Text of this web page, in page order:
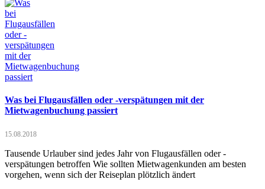
Was bei Flugausfällen oder -verspätungen mit der
Mietwagenbuchung passiert
15.08.2018
Tausende Urlauber sind jedes Jahr von Flugausfällen oder -
verspätungen betroffen Wie sollten Mietwagenkunden am besten
vorgehen, wenn sich der Reiseplan plötzlich ändert